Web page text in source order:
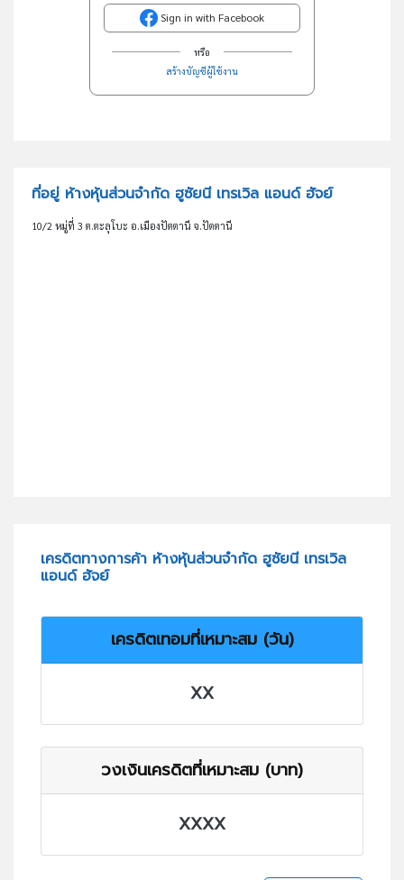
Sign in with Facebook
หรือ
สร้างบัญชีผู้ใช้งาน
ที่อยู่ ห้างหุ้นส่วนจำกัด ฮูซัยนี เทรเวิล แอนด์ ฮัจย์
10/2 หมู่ที่ 3 ต.ตะลุโบะ อ.เมืองปัตตานี จ.ปัตตานี
เครดิตทางการค้า ห้างหุ้นส่วนจำกัด ฮูซัยนี เทรเวิล
แอนด์ ฮัจย์
เครดิตเทอมที่เหมาะสม (วัน)
XX
วงเงินเครดิตที่เหมาะสม (บาท)
XXXX